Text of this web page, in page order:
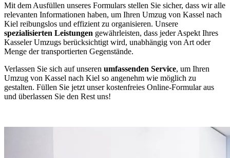
Mit dem Ausfüllen unseres Formulars stellen Sie sicher, dass wir alle
relevanten Informationen haben, um Ihren Umzug von Kassel nach
Kiel reibungslos und effizient zu organisieren. Unsere
spezialisierten Leistungen gewährleisten, dass jeder Aspekt Ihres
Kasseler Umzugs berücksichtigt wird, unabhängig von Art oder
Menge der transportierten Gegenstände.
Verlassen Sie sich auf unseren umfassenden Service, um Ihren
Umzug von Kassel nach Kiel so angenehm wie möglich zu
gestalten. Füllen Sie jetzt unser kostenfreies Online-Formular aus
und überlassen Sie den Rest uns!